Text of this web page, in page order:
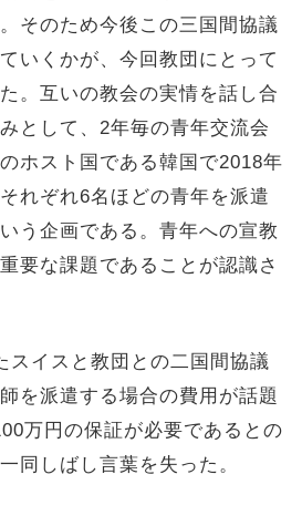
そのため今後この三国間協議
いくかが、今回教団にとって
。互いの教会の実情を話し合
として、2年毎の青年交流会
ホスト国である韓国で2018年
れぞれ6名ほどの青年を派遣
う企画である。青年への宣教
要な課題であることが認識さ
イスと教団との二国間協議
を派遣する場合の費用が話題
万円の保証が必要であるとの
同しばし言葉を失った。